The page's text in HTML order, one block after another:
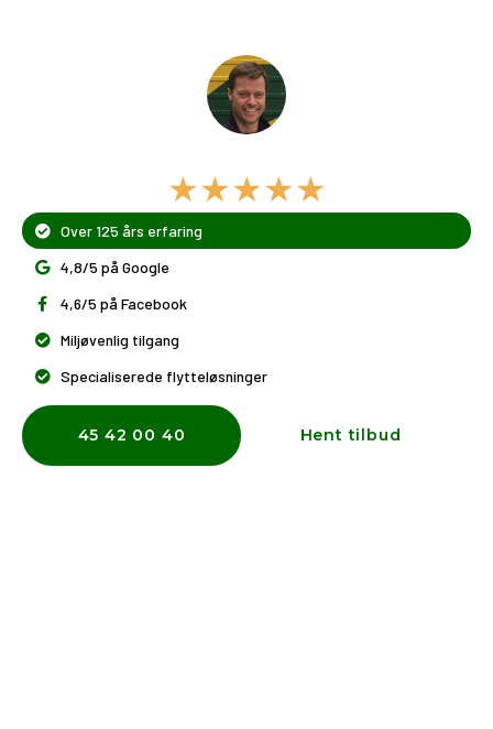
★★★★★
Over 125 års erfaring
4,8/5 på Google
4,6/5 på Facebook
Miljøvenlig tilgang
Specialiserede flytteløsninger
45 42 00 40 Hent tilbud